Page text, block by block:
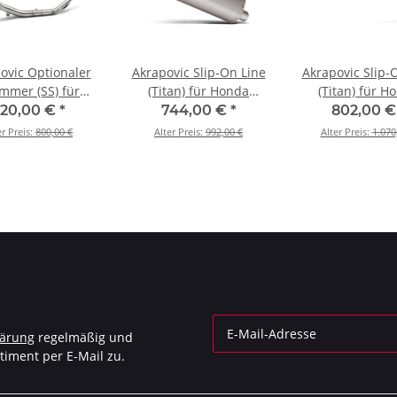
Optionaler
(SS) für
CRF1000L Africa
BJ. 2016 > 2019
€ *
Preis: 800,00 €
Akrapovic Slip-On Line
(Titan) für Honda
CRF1000L Africa Twin -
BJ. 2016 > 2019 (S-
744,00 € *
Alter Preis: 992,00 €
Akrapovic Slip-
(Titan) für
CBR600RR - BJ.
2026 (S-
802,00 €
Alter Preis:
regelmäßig und
per E-Mail zu.